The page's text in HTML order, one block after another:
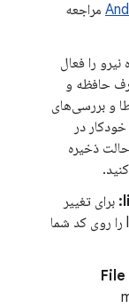
مراجعه
را فعال
حافظه و
و بررسی‌های
در
ذخیره
برای تغییر
اینکه اندروید استودیو کدام بررسی‌های lint را روی کد شما
File